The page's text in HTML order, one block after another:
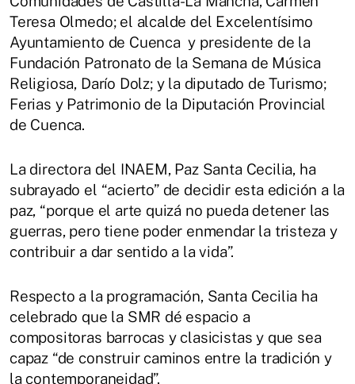
Teresa Olmedo; el alcalde del Excelentísimo
Ayuntamiento de Cuenca y presidente de la
Fundación Patronato de la Semana de Música
Religiosa, Darío Dolz; y la diputado de Turismo;
Ferias y Patrimonio de la Diputación Provincial
de Cuenca.
La directora del INAEM, Paz Santa Cecilia, ha
subrayado el “acierto” de decidir esta edición a la
paz, “porque el arte quizá no pueda detener las
guerras, pero tiene poder enmendar la tristeza y
contribuir a dar sentido a la vida”.
Respecto a la programación, Santa Cecilia ha
celebrado que la SMR dé espacio a
compositoras barrocas y clasicistas y que sea
capaz “de construir caminos entre la tradición y
la contemporaneidad”.